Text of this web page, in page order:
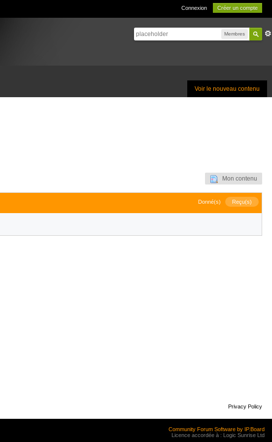
Connexion Créer un compte
Membres
Voir le nouveau contenu
Mon contenu
Donné(s) Reçu(s)
Privacy Policy
Community Forum Software by IP.Board
Licence accordée à : Logic Sunrise Ltd